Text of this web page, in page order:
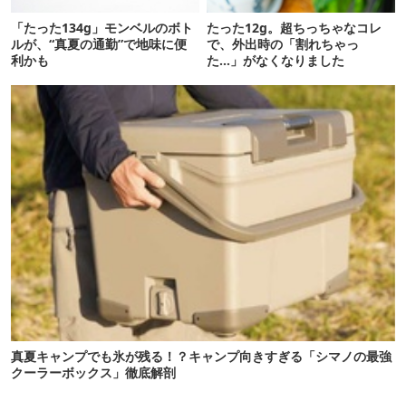
「たった134g」モンベルのボト
ルが、“真夏の通勤”で地味に便
利かも
たった12g。超ちっちゃなコレ
で、外出時の「割れちゃっ
た…」がなくなりました
真夏キャンプでも氷が残る！？キャンプ向きすぎる「シマノの最強
クーラーボックス」徹底解剖